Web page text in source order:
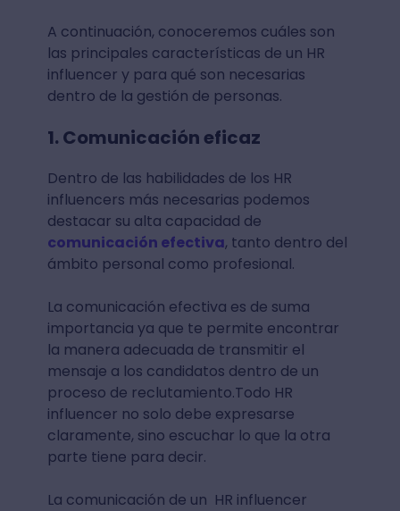
A continuación, conoceremos cuáles son
las principales características de un HR
influencer y para qué son necesarias
dentro de la gestión de personas.
1. Comunicación eficaz
Dentro de las habilidades de los HR
influencers más necesarias podemos
destacar su alta capacidad de
comunicación efectiva, tanto dentro del
ámbito personal como profesional.
La comunicación efectiva es de suma
importancia ya que te permite encontrar
la manera adecuada de transmitir el
mensaje a los candidatos dentro de un
proceso de reclutamiento.Todo HR
influencer no solo debe expresarse
claramente, sino escuchar lo que la otra
parte tiene para decir.
La comunicación de un HR influencer